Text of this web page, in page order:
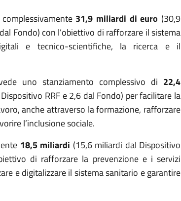
31,9 miliardi di euro (30,9
Fondo) con l’obiettivo di rafforzare il sistema
e tecnico-scientifiche, la ricerca e il
uno stanziamento complessivo di 22,4
RRF e 2,6 dal Fondo) per facilitare la
anche attraverso la formazione, rafforzare
l’inclusione sociale.
18,5 miliardi (15,6 miliardi dal Dispositivo
di rafforzare la prevenzione e i servizi
e digitalizzare il sistema sanitario e garantire